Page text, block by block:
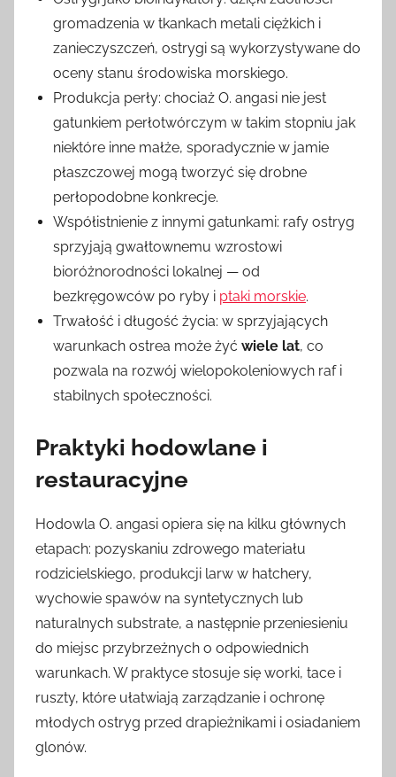
gromadzenia w tkankach metali ciężkich i
zanieczyszczeń, ostrygi są wykorzystywane do
oceny stanu środowiska morskiego.
Produkcja perły: chociaż O. angasi nie jest
gatunkiem perłotwórczym w takim stopniu jak
niektóre inne małże, sporadycznie w jamie
płaszczowej mogą tworzyć się drobne
perłopodobne konkrecje.
Współistnienie z innymi gatunkami: rafy ostryg
sprzyjają gwałtownemu wzrostowi
bioróżnorodności lokalnej — od
bezkręgowców po ryby i ptaki morskie.
Trwałość i długość życia: w sprzyjających
warunkach ostrea może żyć wiele lat, co
pozwala na rozwój wielopokoleniowych raf i
stabilnych społeczności.
Praktyki hodowlane i
restauracyjne
Hodowla O. angasi opiera się na kilku głównych
etapach: pozyskaniu zdrowego materiału
rodzicielskiego, produkcji larw w hatchery,
wychowie spawów na syntetycznych lub
naturalnych substrate, a następnie przeniesieniu
do miejsc przybrzeżnych o odpowiednich
warunkach. W praktyce stosuje się worki, tace i
ruszty, które ułatwiają zarządzanie i ochronę
młodych ostryg przed drapieżnikami i osiadaniem
glonów.